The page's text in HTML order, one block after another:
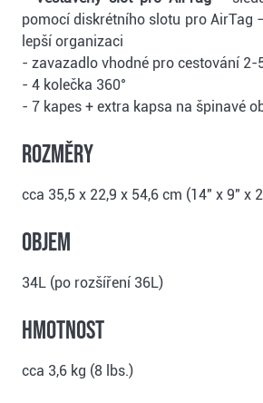
pomocí diskrétního slotu pro AirTag
lepší organizaci
- zavazadlo vhodné pro cestování 2-
- 4 kolečka 360°
- 7 kapes + extra kapsa na špinavé
Rozměry
cca 35,5 x 22,9 x 54,6 cm (14" x 9" x
Objem
34L (po rozšíření 36L)
Hmotnost
cca 3,6 kg (8 lbs.)